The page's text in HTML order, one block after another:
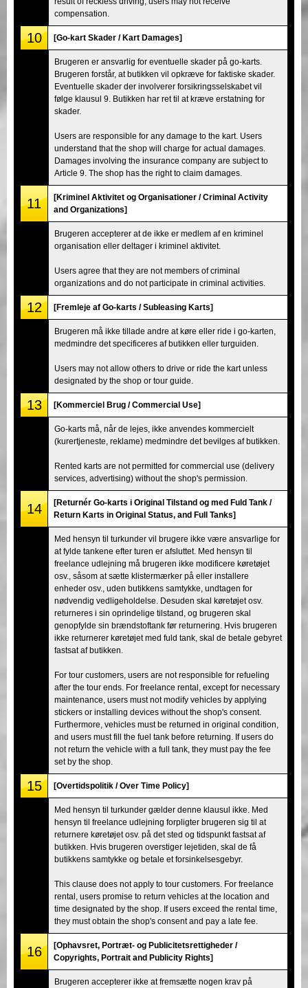
compensation.
10 [Go-kart Skader / Kart Damages]
Brugeren er ansvarlig for eventuelle skader på go-karts.
Brugeren forstår, at butikken vil opkræve for faktiske skader.
Eventuelle skader der involverer forsikringsselskabet vil
følge klausul 9. Butikken har ret til at kræve erstatning for
skader.
Users are responsible for any damage to the kart. Users
understand that the shop will charge for actual damages.
Damages involving the insurance company are subject to
Article 9. The shop has the right to claim damages.
11
[Kriminel Aktivitet og Organisationer / Criminal Activity
and Organizations]
Brugeren accepterer at de ikke er medlem af en kriminel
organisation eller deltager i kriminel aktivitet.
Users agree that they are not members of criminal
organizations and do not participate in criminal activities.
12 [Fremleje af Go-karts / Subleasing Karts]
Brugeren må ikke tillade andre at køre eller ride i go-karten,
medmindre det specificeres af butikken eller turguiden.
Users may not allow others to drive or ride the kart unless
designated by the shop or tour guide.
13 [Kommerciel Brug / Commercial Use]
Go-karts må, når de lejes, ikke anvendes kommercielt
(kurertjeneste, reklame) medmindre det bevilges af butikken.
Rented karts are not permitted for commercial use (delivery
services, advertising) without the shop's permission.
14
[Returnér Go-karts i Original Tilstand og med Fuld Tank /
Return Karts in Original Status, and Full Tanks]
Med hensyn til turkunder vil brugere ikke være ansvarlige for
at fylde tankene efter turen er afsluttet. Med hensyn til
freelance udlejning må brugeren ikke modificere køretøjet
osv., såsom at sætte klistermærker på eller installere
enheder osv., uden butikkens samtykke, undtagen for
nødvendig vedligeholdelse. Desuden skal køretøjet osv.
returneres i sin oprindelige tilstand, og brugeren skal
genopfylde sin brændstoftank før returnering. Hvis brugeren
ikke returnerer køretøjet med fuld tank, skal de betale gebyret
fastsat af butikken.
For tour customers, users are not responsible for refueling
after the tour ends. For freelance rental, except for necessary
maintenance, users must not modify vehicles by applying
stickers or installing devices without the shop's consent.
Furthermore, vehicles must be returned in original condition,
and users must fill the fuel tank before returning. If users do
not return the vehicle with a full tank, they must pay the fee
set by the shop.
15 [Overtidspolitik / Over Time Policy]
Med hensyn til turkunder gælder denne klausul ikke. Med
hensyn til freelance udlejning forpligter brugeren sig til at
returnere køretøjet osv. på det sted og tidspunkt fastsat af
butikken. Hvis brugeren overstiger lejetiden, skal de få
butikkens samtykke og betale et forsinkelsesgebyr.
This clause does not apply to tour customers. For freelance
rental, users promise to return vehicles at the location and
time designated by the shop. If users exceed the rental time,
they must obtain the shop's consent and pay a late fee.
16
[Ophavsret, Portræt- og Publicitetsrettigheder /
Copyrights, Portrait and Publicity Rights]
Brugeren accepterer ikke at fremsætte nogen krav på